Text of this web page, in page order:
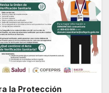
la Protección